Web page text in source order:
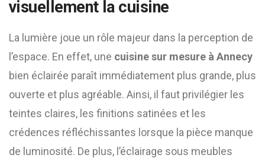
visuellement la cuisine
La lumière joue un rôle majeur dans la perception de
l’espace. En effet, une cuisine sur mesure à Annecy
bien éclairée paraît immédiatement plus grande, plus
ouverte et plus agréable. Ainsi, il faut privilégier les
teintes claires, les finitions satinées et les
crédences réfléchissantes lorsque la pièce manque
de luminosité. De plus, l’éclairage sous meubles